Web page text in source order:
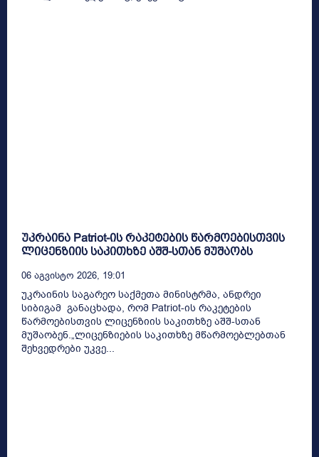
უკრაინა Patriot-ის რაკეტების წარმოებისთვის
ლიცენზიის საკითხზე აშშ-სთან მუშაობს
06 Აგვისტო 2026, 19:01
უკრაინის საგარეო საქმეთა მინისტრმა, ანდრეი
სიბიგამ განაცხადა, რომ Patriot-ის რაკეტების
წარმოებისთვის ლიცენზიის საკითხზე აშშ-სთან
მუშაობენ.„ლიცენზიების საკითხზე მწარმოებლებთან
შეხვედრები უკვე...